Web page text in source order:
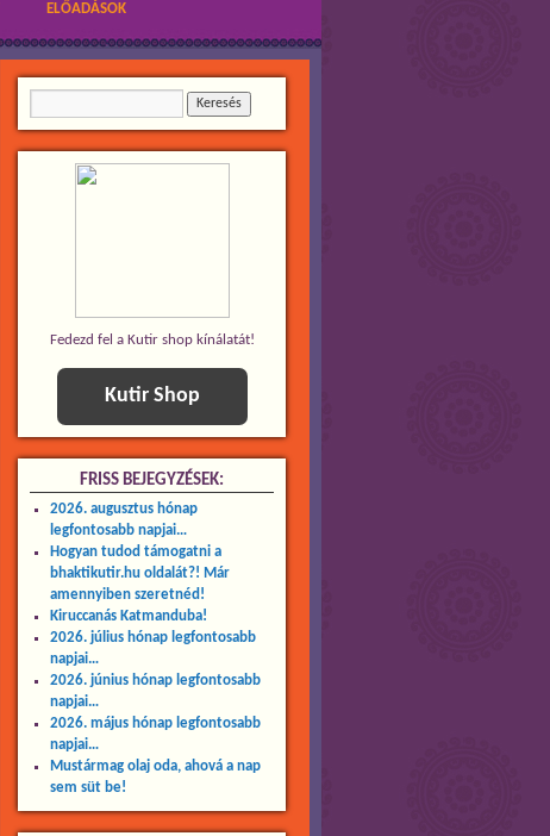
ELŐADÁSOK
Fedezd fel a Kutir shop kínálatát!
Kutir Shop
FRISS BEJEGYZÉSEK:
2026. augusztus hónap
legfontosabb napjai…
Hogyan tudod támogatni a
bhaktikutir.hu oldalát?! Már
amennyiben szeretnéd!
Kiruccanás Katmanduba!
2026. július hónap legfontosabb
napjai…
2026. június hónap legfontosabb
napjai…
2026. május hónap legfontosabb
napjai…
Mustármag olaj oda, ahová a nap
sem süt be!